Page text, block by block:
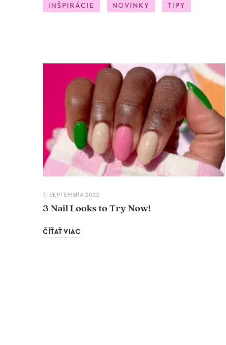
INŠPIRÁCIE NOVINKY TIPY
7. SEPTEMBRA 2022
3 Nail Looks to Try Now!
ČÍŤAŤ VIAC